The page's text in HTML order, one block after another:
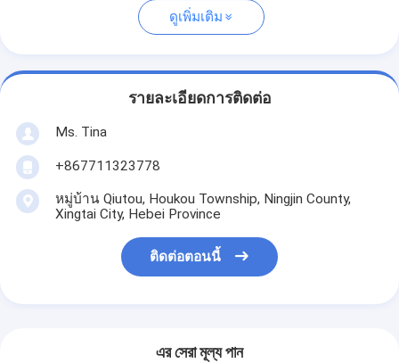
ดูเพิ่มเติม
รายละเอียดการติดต่อ
Ms. Tina
+867711323778
หมู่บ้าน Qiutou, Houkou Township, Ningjin County,
Xingtai City, Hebei Province
ติดต่อตอนนี้
এর সেরা মূল্য পান